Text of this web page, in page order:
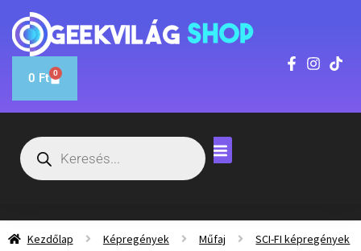
0 Ft 0
Kezdőlap Képregények Műfaj
SCI-FI képregények